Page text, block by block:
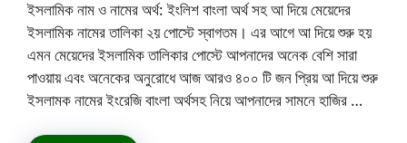
ইসলামিক নাম ও নামের অর্থ: ইংলিশ বাংলা অর্থ সহ আ দিয়ে মেয়েদের
ইসলামিক নামের তালিকা ২য় পোস্টে স্বাগতম। এর আগে আ দিয়ে শুরু হয়
এমন মেয়েদের ইসলামিক তালিকার পোস্টে আপনাদের অনেক বেশি সারা
পাওয়ায় এবং অনেকের অনুরোধে আজ আরও ৪০০ টি জন প্রিয় আ দিয়ে শুরু
ইসলামক নামের ইংরেজি বাংলা অর্থসহ নিয়ে আপনাদের সামনে হাজির …